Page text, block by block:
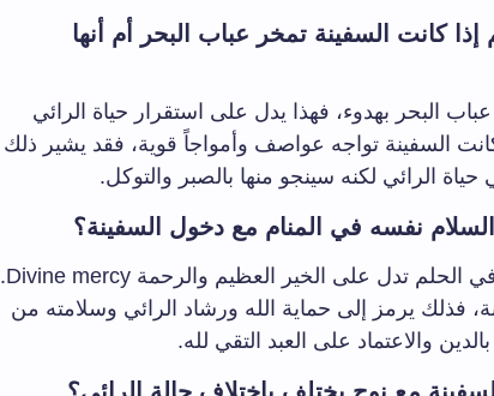
كانت السفينة تمخر عباب البحر أم أنها
البحر بهدوء، فهذا يدل على استقرار حياة الرائي
كانت السفينة تواجه عواصف وأمواجاً قوية، فقد يشير ذلك
الرائي لكنه سينجو منها بالصبر والتوكل.
نفسه في المنام مع دخول السفينة؟
ج: رؤية النبي نوح عليه السلام في الحلم تدل على الخير العظيم والرحمة Divine mercy.
فذلك يرمز إلى حماية الله ورشاد الرائي وسلامته من
والاعتماد على العبد التقي لله.